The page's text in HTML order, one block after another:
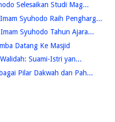
Selesaikan Studi Mag...
Syuhodo Raih Pengharg...
Syuhodo Tahun Ajara...
Datang Ke Masjid
Suami-Istri yan...
Pilar Dakwah dan Pah...